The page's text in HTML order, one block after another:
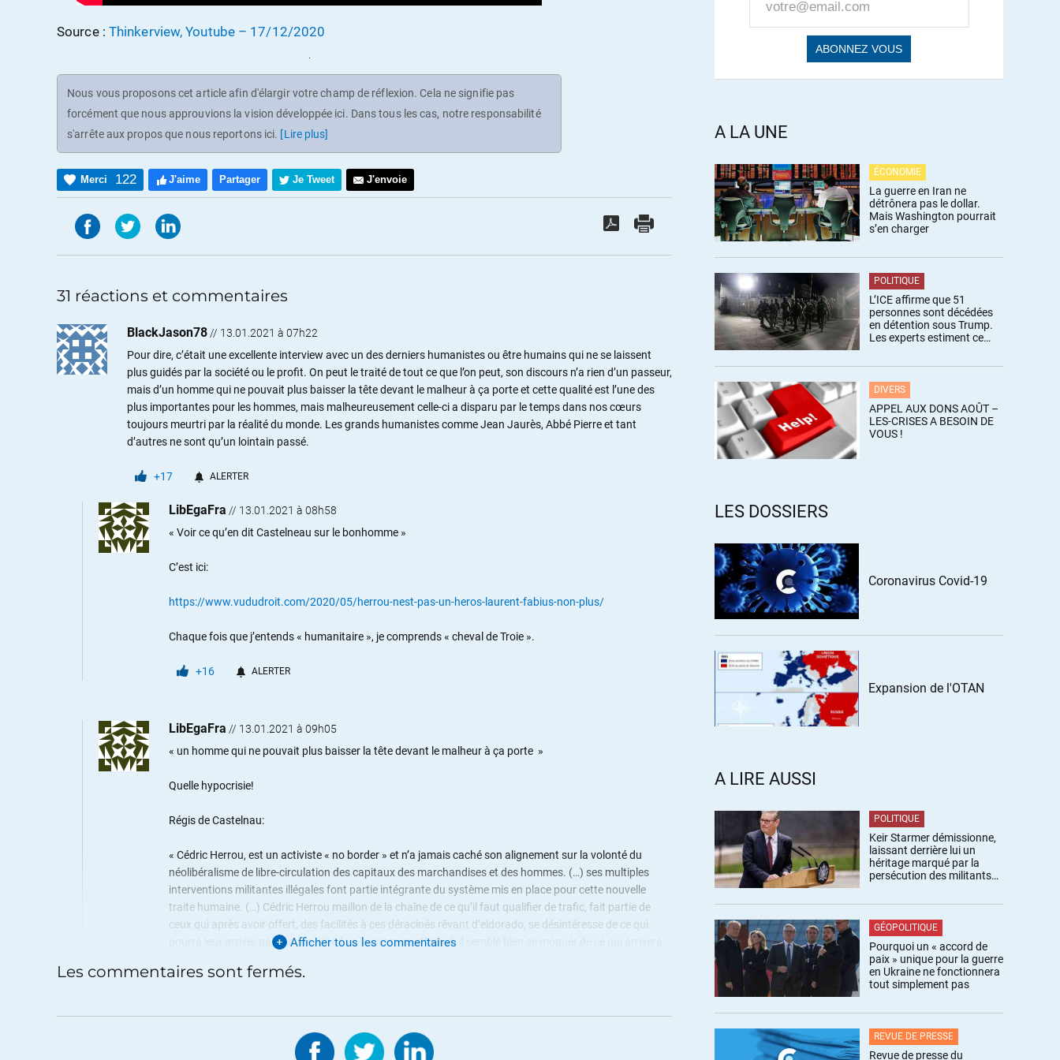
Source : Thinkerview, Youtube – 17/12/2020
Nous vous proposons cet article afin d'élargir votre champ de réflexion. Cela ne signifie pas
forcément que nous approuvions la vision développée ici. Dans tous les cas, notre responsabilité
s'arrête aux propos que nous reportons ici. [Lire plus]
Merci 122 J'aime Partager Je Tweet J'envoie
31 réactions et commentaires
BlackJason78 // 13.01.2021 à 07h22
Pour dire, c’était une excellente interview avec un des derniers humanistes ou être humains qui ne se laissent
plus guidés par la société ou le profit. On peut le traité de tout ce que l’on peut, son discours n’a rien d’un passeur,
mais d’un homme qui ne pouvait plus baisser la tête devant le malheur à ça porte et cette qualité est l’une des
plus importantes pour les hommes, mais malheureusement celle-ci a disparu par le temps dans nos cœurs
toujours meurtri par la réalité du monde. Les grands humanistes comme Jean Jaurès, Abbé Pierre et tant
d’autres ne sont qu’un lointain passé.
+17 ALERTER
LibEgaFra // 13.01.2021 à 08h58
« Voir ce qu’en dit Castelneau sur le bonhomme »
C’est ici:
https://www.vududroit.com/2020/05/herrou-nest-pas-un-heros-laurent-fabius-non-plus/
Chaque fois que j’entends « humanitaire », je comprends « cheval de Troie ».
+16 ALERTER
LibEgaFra // 13.01.2021 à 09h05
« un homme qui ne pouvait plus baisser la tête devant le malheur à ça porte »
Quelle hypocrisie!
Régis de Castelnau:
« Cédric Herrou, est un activiste « no border » et n’a jamais caché son alignement sur la volonté du
néolibéralisme de libre-circulation des capitaux des marchandises et des hommes. (…) ses multiples
interventions militantes illégales font partie intégrante du système mis en place pour cette nouvelle
traite humaine. (…) Cédric Herrou maillon de la chaîne de ce qu’il faut qualifier de trafic, fait partie de
ceux qui après avoir offert, des facilités à ces déracinés rêvant d’eldorado, se désintéresse de ce qui
pourra leur arriver par la suite. Une fois le passage effectué, il semble bien se moquer de ce qui arrivera
qui à la rue dans le 18e arrondissement de Paris basculent dans la drogue et la délinquance. »
16.01.2021 à 12h31
Afficher tous les commentaires
Les commentaires sont fermés.
A LA UNE
ÉCONOMIE
La guerre en Iran ne
détrônera pas le dollar.
Mais Washington pourrait
s’en charger
POLITIQUE
L’ICE affirme que 51
personnes sont décédées
en détention sous Trump.
Les experts estiment ce
DIVERS
APPEL AUX DONS AOÛT –
LES-CRISES A BESOIN DE
VOUS !
LES DOSSIERS
Coronavirus Covid-19
Expansion de l'OTAN
A LIRE AUSSI
POLITIQUE
Keir Starmer démissionne,
laissant derrière lui un
héritage marqué par la
persécution des militants
GÉOPOLITIQUE
Pourquoi un « accord de
paix » unique pour la guerre
en Ukraine ne fonctionnera
tout simplement pas
REVUE DE PRESSE
Revue de presse du